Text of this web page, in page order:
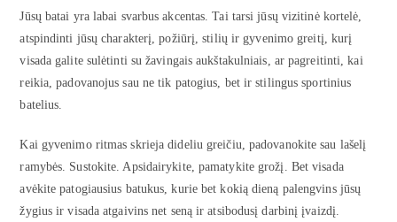
Jūsų batai yra labai svarbus akcentas. Tai tarsi jūsų vizitinė kortelė,
atspindinti jūsų charakterį, požiūrį, stilių ir gyvenimo greitį, kurį
visada galite sulėtinti su žavingais aukštakulniais, ar pagreitinti, kai
reikia, padovanojus sau ne tik patogius, bet ir stilingus sportinius
batelius.
Kai gyvenimo ritmas skrieja dideliu greičiu, padovanokite sau lašelį
ramybės. Sustokite. Apsidairykite, pamatykite grožį. Bet visada
avėkite patogiausius batukus, kurie bet kokią dieną palengvins jūsų
žygius ir visada atgaivins net seną ir atsibodusį darbinį įvaizdį.